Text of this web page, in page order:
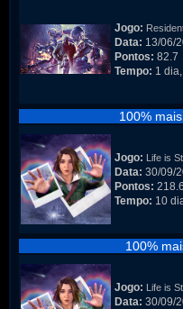
Jogo:
Data: 13/06/
Pontos: 82.7
Tempo: 1
100%
Jogo: Life is
Data: 30/09/
Pontos: 218.6
Tempo: 10
100%
Jogo: Life is
Data: 30/09/